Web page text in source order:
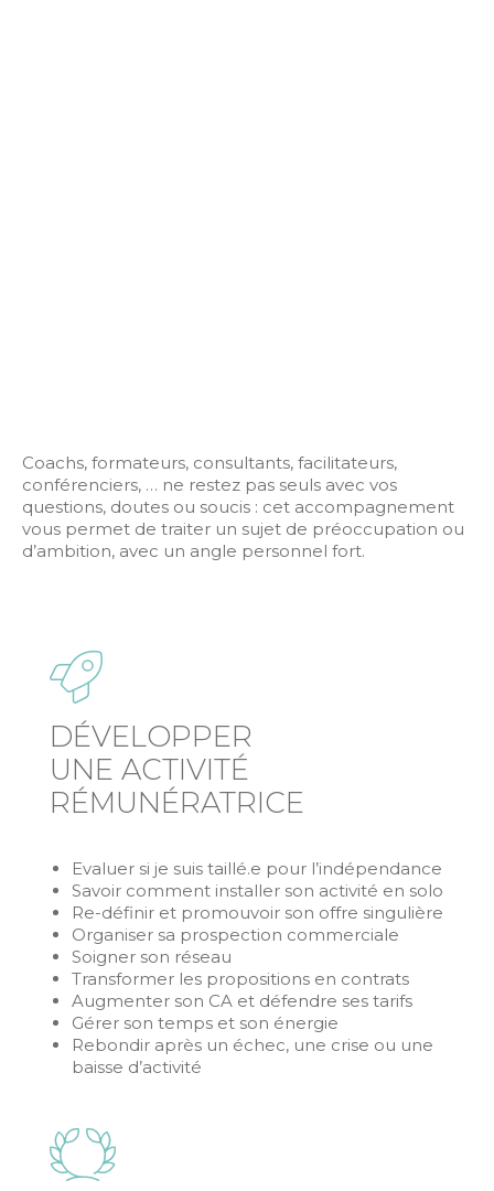
Coachs, formateurs, consultants, facilitateurs,
conférenciers, … ne restez pas seuls avec vos
questions, doutes ou soucis : cet accompagnement
vous permet de traiter un sujet de préoccupation ou
d’ambition, avec un angle personnel fort.
DÉVELOPPER
UNE ACTIVITÉ
RÉMUNÉRATRICE
Evaluer si je suis taillé.e pour l’indépendance
Savoir comment installer son activité en solo
Re-définir et promouvoir son offre singulière
Organiser sa prospection commerciale
Soigner son réseau
Transformer les propositions en contrats
Augmenter son CA et défendre ses tarifs
Gérer son temps et son énergie
Rebondir après un échec, une crise ou une
baisse d’activité